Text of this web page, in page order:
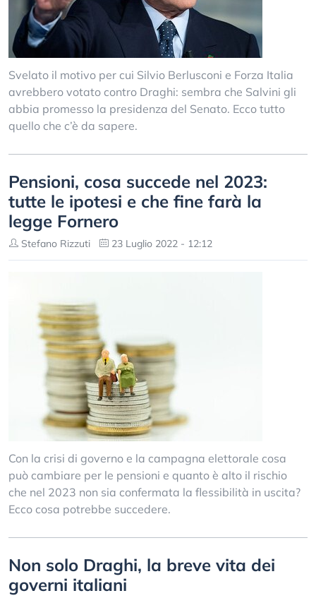
Svelato il motivo per cui Silvio Berlusconi e Forza Italia
avrebbero votato contro Draghi: sembra che Salvini gli
abbia promesso la presidenza del Senato. Ecco tutto
quello che c’è da sapere.
Pensioni, cosa succede nel 2023:
tutte le ipotesi e che fine farà la
legge Fornero
Stefano Rizzuti 23 Luglio 2022 - 12:12
Con la crisi di governo e la campagna elettorale cosa
può cambiare per le pensioni e quanto è alto il rischio
che nel 2023 non sia confermata la flessibilità in uscita?
Ecco cosa potrebbe succedere.
Non solo Draghi, la breve vita dei
governi italiani